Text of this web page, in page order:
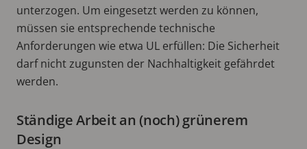
unterzogen. Um eingesetzt werden zu können,
müssen sie entsprechende technische
Anforderungen wie etwa UL erfüllen: Die Sicherheit
darf nicht zugunsten der Nachhaltigkeit gefährdet
werden.
Ständige Arbeit an (noch) grünerem
Design